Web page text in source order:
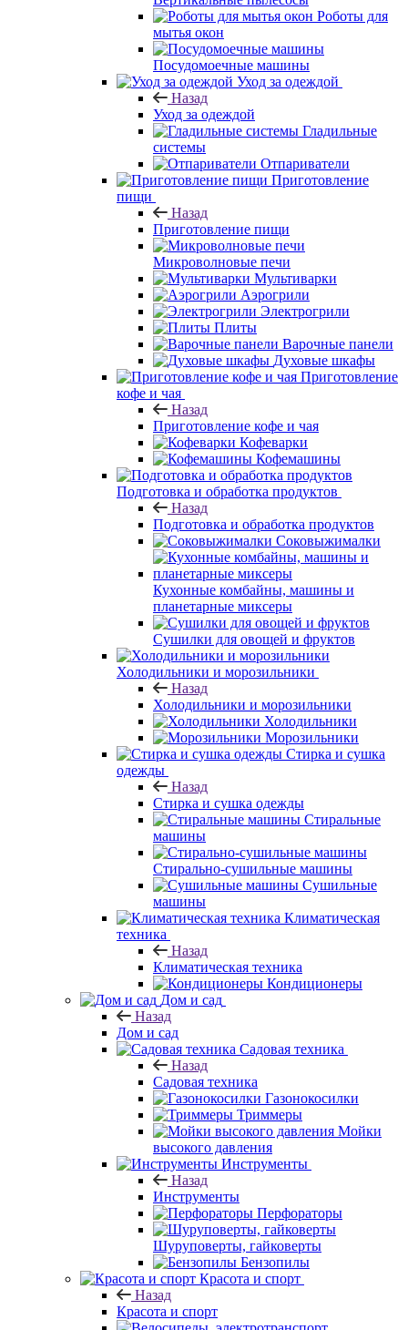
Роботы для
мытья окон
Посудомоечные машины
Уход за одеждой
Назад
Уход за одеждой
Гладильные
системы
Отпариватели
Приготовление
пищи
Назад
Приготовление пищи
Микроволновые печи
Мультиварки
Аэрогрили
Электрогрили
Плиты
Варочные панели
Духовые шкафы
Приготовление
кофе и чая
Назад
Приготовление кофе и чая
Кофеварки
Кофемашины
Подготовка и обработка продуктов
Назад
Подготовка и обработка продуктов
Соковыжималки
Кухонные комбайны, машины и
планетарные миксеры
Сушилки для овощей и фруктов
Холодильники и морозильники
Назад
Холодильники и морозильники
Холодильники
Морозильники
Стирка и сушка
одежды
Назад
Стирка и сушка одежды
Стиральные
машины
Стирально-сушильные машины
Сушильные
машины
Климатическая
техника
Назад
Климатическая техника
Кондиционеры
Дом и сад
Назад
Дом и сад
Садовая техника
Назад
Садовая техника
Газонокосилки
Триммеры
Мойки
высокого давления
Инструменты
Назад
Инструменты
Перфораторы
Шуруповерты, гайковерты
Бензопилы
Красота и спорт
Назад
Красота и спорт